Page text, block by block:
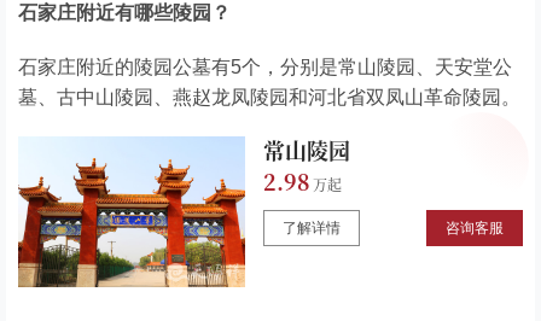
石家庄附近有哪些陵园？
石家庄附近的陵园公墓有5个，分别是常山陵园、天安堂公
墓、古中山陵园、燕赵龙凤陵园和河北省双凤山革命陵园。
常山陵园
2.98
了解详情 咨询客服